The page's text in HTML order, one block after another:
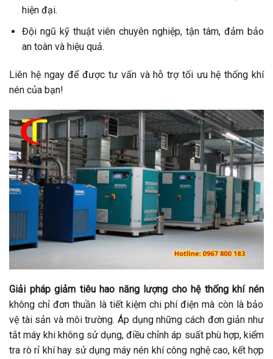
hiện đại.
Đội ngũ kỹ thuật viên chuyên nghiệp, tận tâm, đảm bảo
an toàn và hiệu quả.
Liên hệ ngay để được tư vấn và hỗ trợ tối ưu hệ thống khí
nén của bạn!
Giải pháp giảm tiêu hao năng lượng cho hệ thống khí nén
không chỉ đơn thuần là tiết kiệm chi phí điện mà còn là bảo
vệ tài sản và môi trường. Áp dụng những cách đơn giản như
tắt máy khi không sử dụng, điều chỉnh áp suất phù hợp, kiểm
tra rò rỉ khí hay sử dụng máy nén khí công nghệ cao, kết hợp